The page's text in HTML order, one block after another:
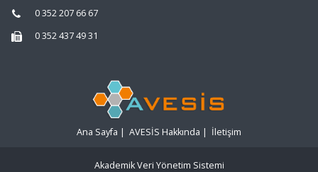
0 352 207 66 67
0 352 437 49 31
Ana Sayfa | AVESİS Hakkında | İletişim
Akademik Veri Yönetim Sistemi